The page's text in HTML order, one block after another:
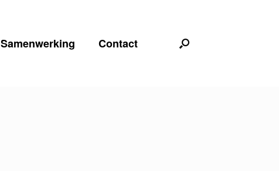
Samenwerking Contact